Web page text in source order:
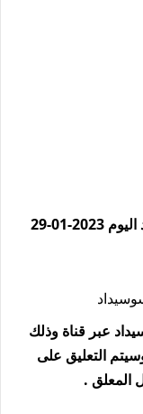
يلتقي الفريقين ريال مدريد وريال سوسيداد اليوم 2023-01-29
عبر قناة وذلك
، وسيتم التعليق على
المعلق .